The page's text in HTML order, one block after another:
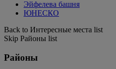
Эйфелева башня
ЮНЕСКО
Back to Интересные места list
Skip Районы list
Районы